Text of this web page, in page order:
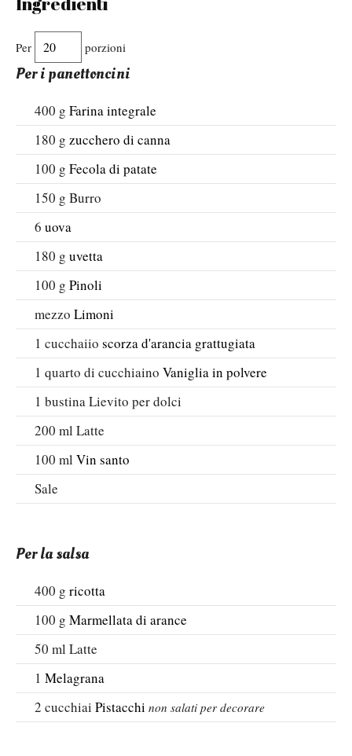
Per porzioni
Per i panettoncini
400 g Farina integrale
180 g zucchero di canna
100 g Fecola di patate
150 g Burro
6 uova
180 g uvetta
100 g Pinoli
mezzo Limoni
1 cucchaiio scorza d'arancia grattugiata
1 quarto di cucchiaino Vaniglia in polvere
1 bustina Lievito per dolci
200 ml Latte
100 ml Vin santo
Sale
Per la salsa
400 g ricotta
100 g Marmellata di arance
50 ml Latte
1 Melagrana
2 cucchiai Pistacchi non salati per decorare